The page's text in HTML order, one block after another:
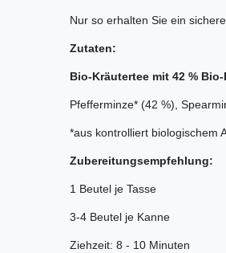
Nur so erhalten Sie ein
Zutaten:
Bio-Kräutertee mit 42 %
Pfefferminze* (42 %),
*aus kontrolliert biologischem
Zubereitungsempfehlung:
1 Beutel je Tasse
3-4 Beutel je Kanne
Ziehzeit: 8 - 10 Minuten